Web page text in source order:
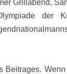
Grillabend,
der
Beitrages. Wenn